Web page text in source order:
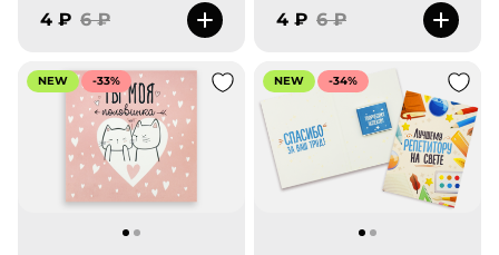
4 ₽ 6 ₽
4 ₽ 6 ₽
NEW -33% NEW -34%